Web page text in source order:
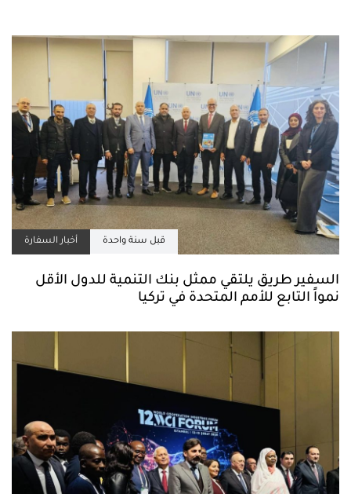
قبل سنة واحدة أخبار السفارة
السفير طريق يلتقي ممثل بنك التنمية للدول الأقل
نمواً التابع للأمم المتحدة في تركيا